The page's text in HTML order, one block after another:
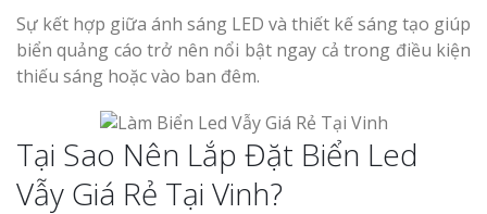
Sự kết hợp giữa ánh sáng LED và thiết kế sáng tạo giúp
biển quảng cáo trở nên nổi bật ngay cả trong điều kiện
thiếu sáng hoặc vào ban đêm.
Tại Sao Nên Lắp Đặt Biển Led
Vẫy Giá Rẻ Tại Vinh?
Làm Biển
Mica Tại Vinh Lấy